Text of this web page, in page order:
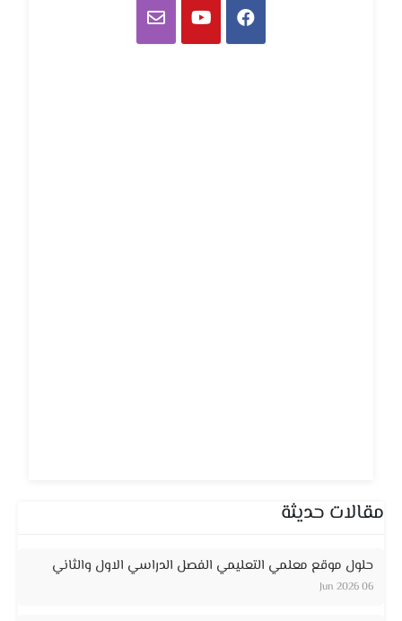
مقالات حديثة
حلول موقع معلمي التعليمي الفصل الدراسي الاول والثاني
06 Jun 2026